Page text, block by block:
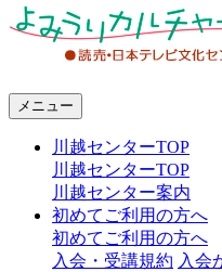
メニュー
川越センターTOP
川越センターTOP
川越センター案内
初めてご利用の方へ
初めてご利用の方へ
入会・受講規約 入会